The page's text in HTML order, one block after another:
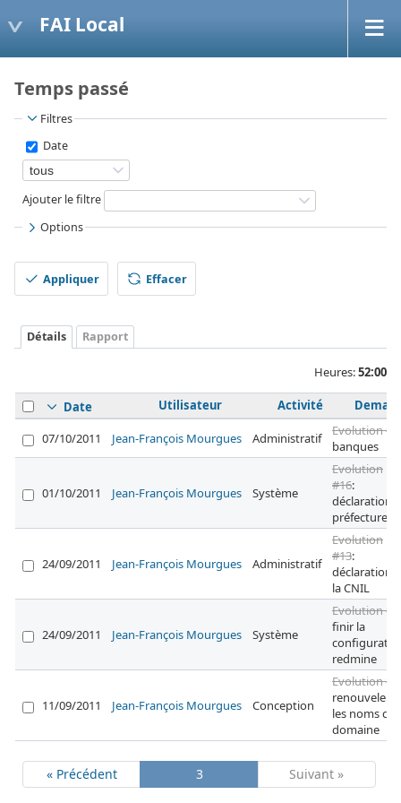
FAI Local
Temps passé
Filtres
Date
Ajouter le filtre
Options
Appliquer Effacer
Détails Rapport
Heures:52:00
Date Utilisateur Activité
07/10/2011 Jean-François Mourgues Administratif Evolution #7
banques
01/10/2011 Jean-François Mourgues Système
Evolution
#16:
déclaration
préfecture
24/09/2011 Jean-François Mourgues Administratif
Evolution
#13:
déclaration à
la CNIL
24/09/2011 Jean-François Mourgues Système
Evolution #2
finir la
redmine
11/09/2011 Jean-François Mourgues Conception
Evolution #1
renouveler
les noms de
domaine
« Précédent 3 Suivant »